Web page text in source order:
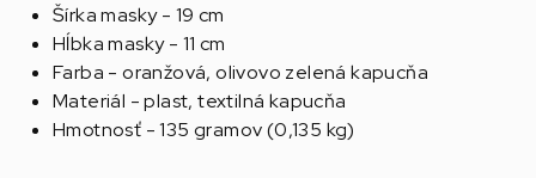
Šírka masky - 19 cm
Hĺbka masky - 11 cm
Farba - oranžová, olivovo zelená kapucňa
Materiál - plast, textilná kapucňa
Hmotnosť - 135 gramov (0,135 kg)